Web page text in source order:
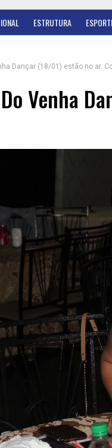
ESTRUTURA
Dançar (18/01) estão no ar.
Venha